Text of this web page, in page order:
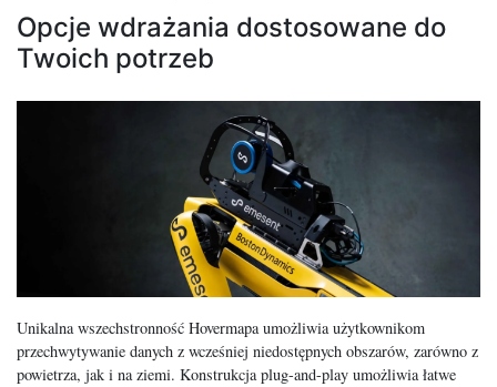
Opcje wdrażania dostosowane do
Twoich potrzeb
Unikalna wszechstronność Hovermapa umożliwia użytkownikom
przechwytywanie danych z wcześniej niedostępnych obszarów, zarówno z
powietrza, jak i na ziemi. Konstrukcja plug-and-play umożliwia łatwe